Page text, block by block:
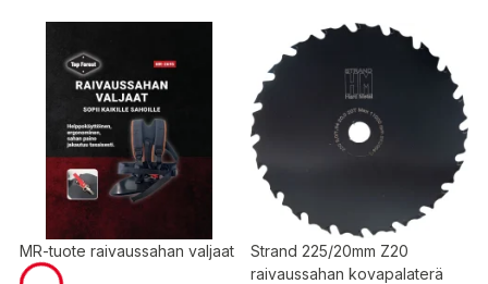
MR-tuote raivaussahan valjaat
Strand 225/20mm Z20
raivaussahan kovapalaterä